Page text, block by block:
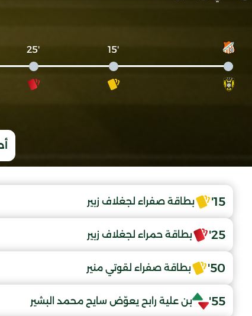
'15
'25
15' بطاقة صفراء لجغلاف زبير
25' بطاقة حمراء لجغلاف زبير
50' بطاقة صفراء لقوتي منير
55' بن علية رابح يعوّض سايح محمد البشير